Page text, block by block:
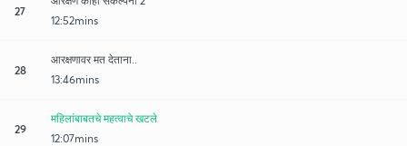
27
12:52mins
28
आरक्षणावर मत देताना..
13:46mins
29
महिलांबाबतचे महत्वाचे खटले
12:07mins